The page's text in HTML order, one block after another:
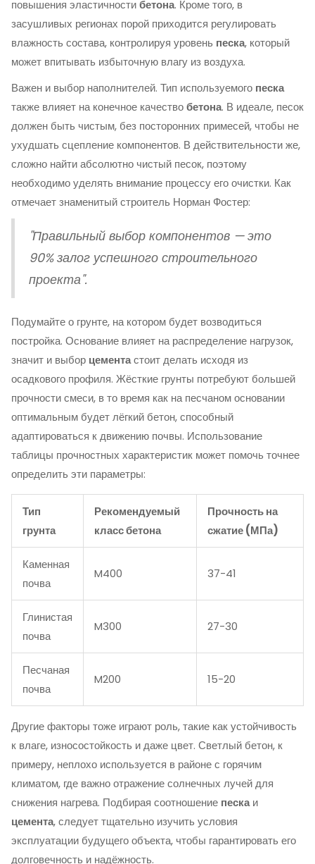
повышения эластичностибетона. Кроме того, в
засушливых регионах порой приходится регулировать
влажность состава, контролируя уровень песка, который
может впитывать избыточную влагу из воздуха.
Важен и выбор наполнителей. Тип используемого песка
также влияет на конечное качествобетона. В идеале, песок
должен быть чистым, без посторонних примесей, чтобы не
ухудшать сцепление компонентов. В действительности же,
сложно найти абсолютно чистый песок, поэтому
необходимо уделять внимание процессу его очистки. Как
отмечает знаменитый строитель Норман Фостер:
"Правильный выбор компонентов — это
90% залог успешного строительного
проекта".
Подумайте о грунте, на котором будет возводиться
постройка. Основание влияет на распределение нагрузок,
значит и выбор цементастоит делать исходя из
осадкового профиля. Жёсткие грунты потребуют большей
прочности смеси, в то время как на песчаном основании
оптимальным будет лёгкий бетон, способный
адаптироваться к движению почвы. Использование
таблицы прочностных характеристик может помочь точнее
определить эти параметры:
Тип
грунта
Рекомендуемый
класс бетона
Прочность на
сжатие (МПа)
Каменная
почва
M400 37-41
Глинистая
почва
M300 27-30
Песчаная
почва
M200 15-20
Другие факторы тоже играют роль, такие как устойчивость
к влаге, износостойкость и даже цвет. Светлый бетон, к
примеру, неплохо используется в районе с горячим
климатом, где важно отражение солнечных лучей для
снижения нагрева. Подбирая соотношение пескаи
цемента, следует тщательно изучить условия
эксплуатации будущего объекта, чтобы гарантировать его
долговечность и надёжность.